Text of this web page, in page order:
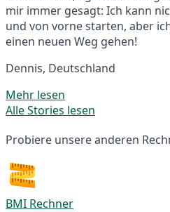
mir immer gesagt: Ich kann
und von vorne starten, aber
einen neuen Weg gehen!
Dennis, Deutschland
Mehr lesen
Alle Stories lesen
Probiere unsere anderen
BMI Rechner